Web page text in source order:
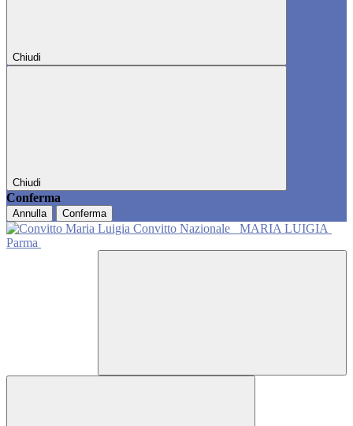
Chiudi
Chiudi
Conferma
Annulla Conferma
Convitto Nazionale
MARIA LUIGIA
Parma